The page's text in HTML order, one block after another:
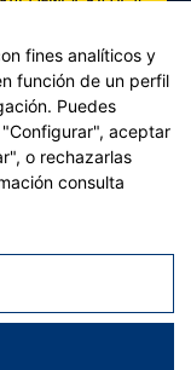
– Financiado por
Reglamento (UE)
de 12 de febrero
fines analíticos y
función de un perfil
Puedes
aceptar
o rechazarlas
consulta